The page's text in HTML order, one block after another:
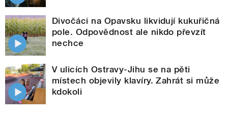
Divočáci na Opavsku likvidují kukuřičná
pole. Odpovědnost ale nikdo převzít
nechce
V ulicích Ostravy-Jihu se na pěti
místech objevily klavíry. Zahrát si může
kdokoli